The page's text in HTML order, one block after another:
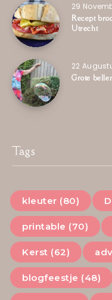
29
Recept
Utrecht
22
Grote
Tags
kleuter (80)
printable (70)
Kerst (62)
blogfeestje (48)